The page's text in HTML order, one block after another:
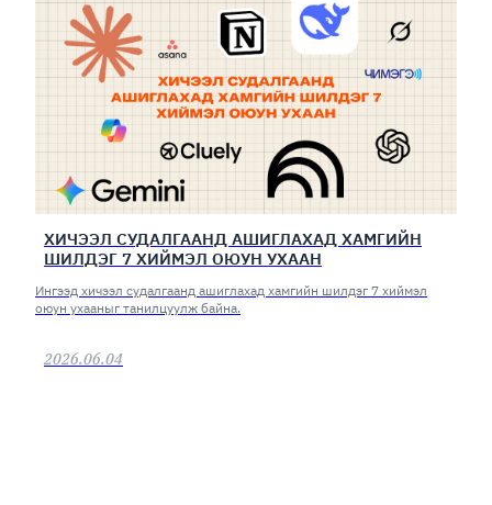
ХИЧЭЭЛ СУДАЛГААНД АШИГЛАХАД ХАМГИЙН
ШИЛДЭГ 7 ХИЙМЭЛ ОЮУН УХААН
Ингээд хичээл судалгаанд ашиглахад хамгийн шилдэг 7 хиймэл
оюун ухааныг танилцуулж байна.
2026.06.04